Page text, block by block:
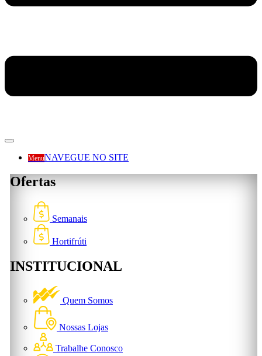
MenuNAVEGUE NO SITE
Ofertas
Semanais
Hortifrúti
INSTITUCIONAL
Quem Somos
Nossas Lojas
Trabalhe Conosco